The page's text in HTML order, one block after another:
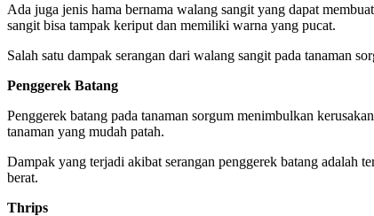
Ada juga jenis hama bernama walang sangit yang dapat
sangit bisa tampak keriput dan memiliki warna yang pucat.
Salah satu dampak serangan dari walang sangit pada tanaman
Penggerek Batang
Penggerek batang pada tanaman sorgum menimbulkan
tanaman yang mudah patah.
Dampak yang terjadi akibat serangan penggerek batang adalah
berat.
Thrips